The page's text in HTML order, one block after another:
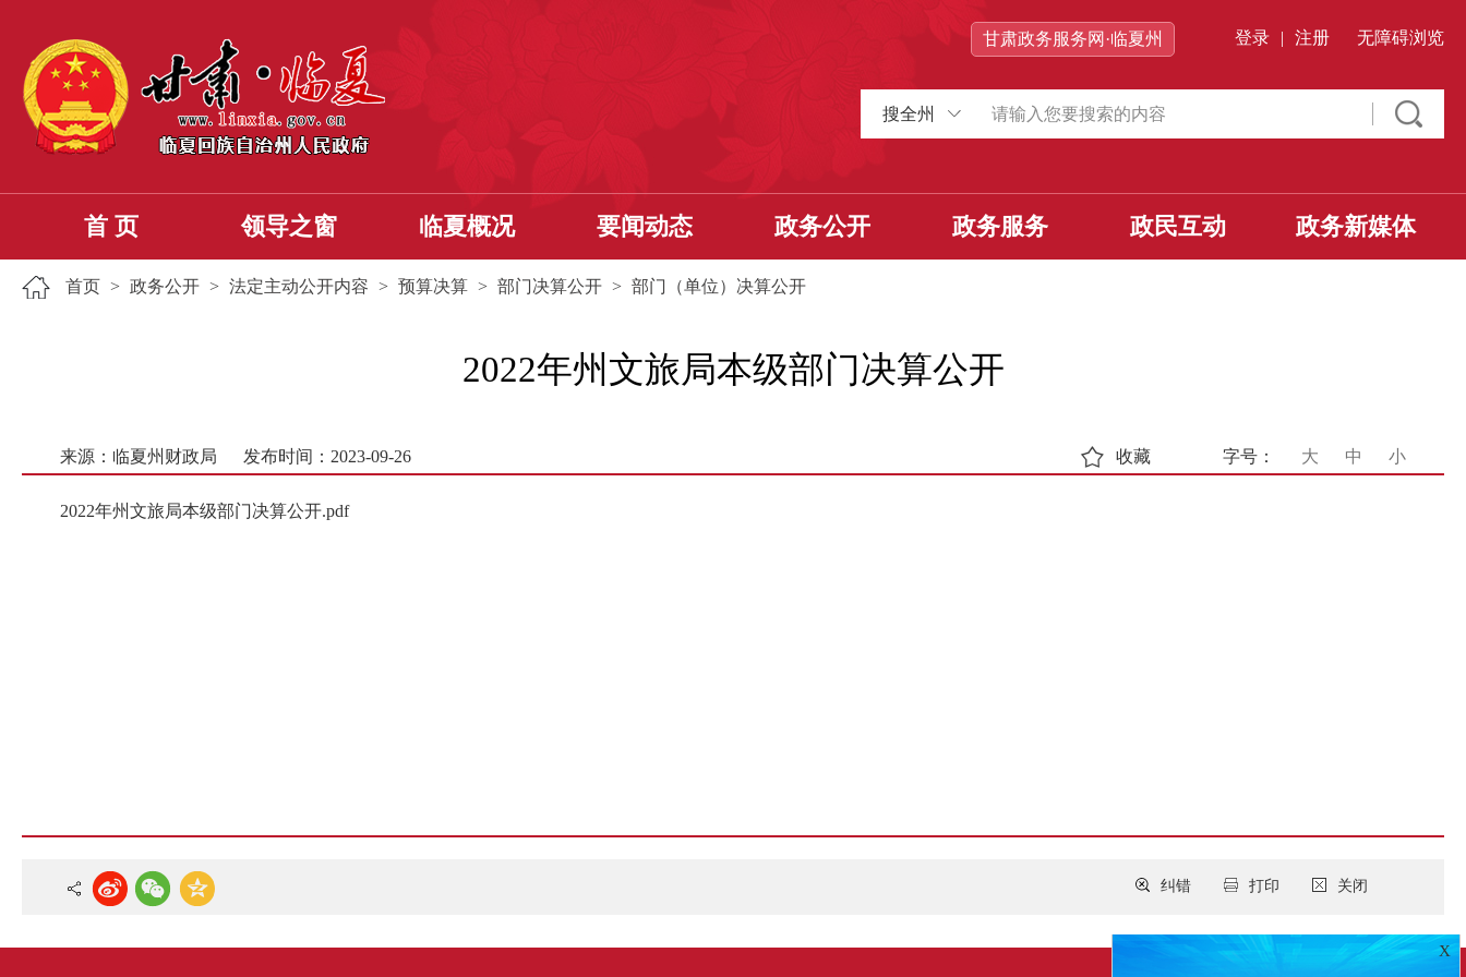
甘肃政务服务网·临夏州 登录 | 注册 无障碍浏览
搜全州
首 页 领导之窗 临夏概况 要闻动态 政务公开 政务服务 政民互动 政务新媒体
首页 > 政务公开 > 法定主动公开内容 > 预算决算 > 部门决算公开 > 部门（单位）决算公开
2022年州文旅局本级部门决算公开
来源：临夏州财政局 发布时间：2023-09-26 字号： 大 中 小
收藏
2022年州文旅局本级部门决算公开.pdf
关闭
打印
纠错
X